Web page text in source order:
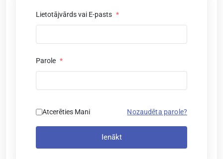
Lietotājvārds vai E-pasts *
Parole *
Atcerēties Mani Nozaudēta parole?
Ienākt